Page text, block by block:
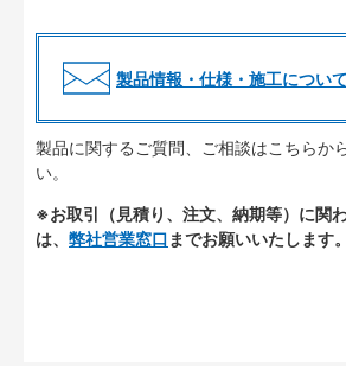
製品情報・仕様・施工について
製品に関するご質問、ご相談はこちらか
い。
※お取引（見積り、注文、納期等）に関
は、 弊社営業窓口 までお願いいたします。